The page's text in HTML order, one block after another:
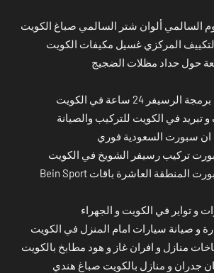
السالمي ألوان شتر السالمي صباغ الكويت
المركزي غسيل مكيفات الكويت
حول حداد مظلات الضجيج
24 ساعة في الكويت
تبريد في الكويت للتركيب والصيانة
ان سبورت السعودية فوري
تركيب رسيفر الشويخ في الكويت
اشتراك بي ان سبورت المنطقة العاشرة باقات Bein Sport
و تواير في الكويت و الجهراء
و صيانة سيارات امام المنزل في الكويت
منازل و افران غاز و هود مطابخ بالكويت
جدران و منازل بالكويت صباغ هندي